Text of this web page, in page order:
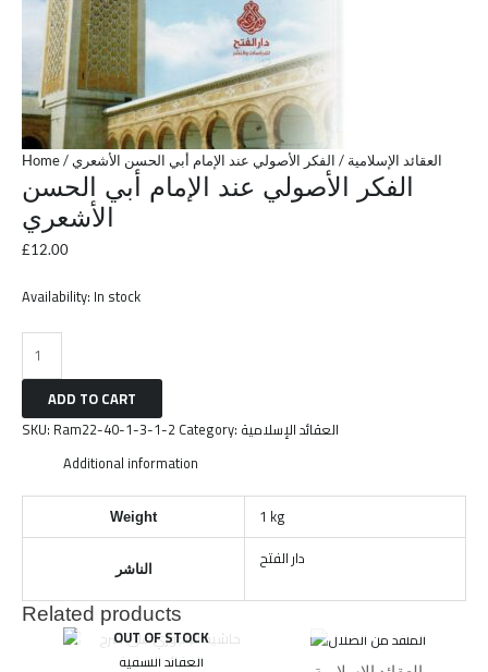
Home/ العقائد الإسلامية / الفكر الأصولي عند الإمام أبي الحسن الأشعري
الفكر الأصولي عند الإمام أبي الحسن
الأشعري
£12.00
Availability: In stock
ADD TO CART
SKU: Ram22-40-1-3-1-2Category: العقائد الإسلامية
Additional information
Weight 1 kg
الناشر دار الفتح
Related products
OUT OF STOCK